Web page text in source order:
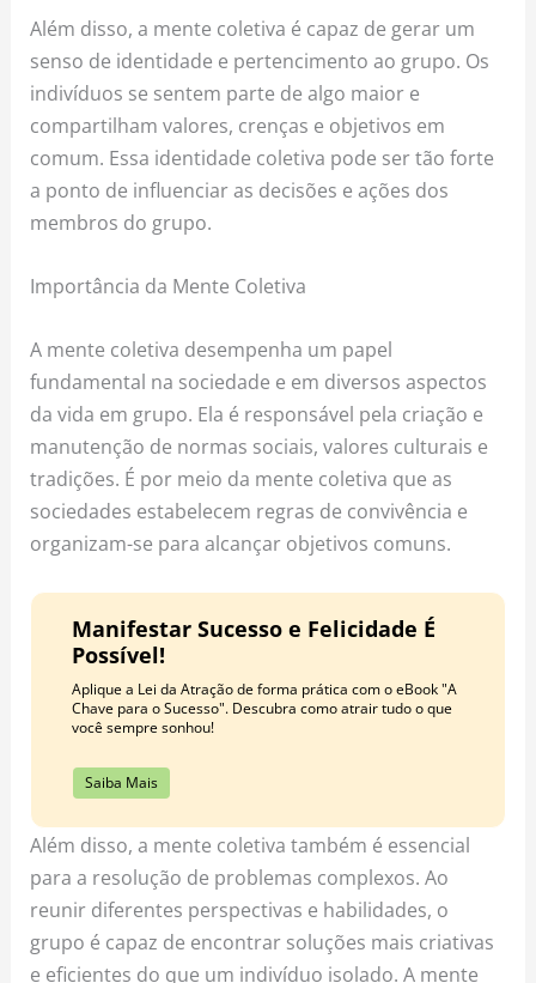
Além disso, a mente coletiva é capaz de gerar um
senso de identidade e pertencimento ao grupo. Os
indivíduos se sentem parte de algo maior e
compartilham valores, crenças e objetivos em
comum. Essa identidade coletiva pode ser tão forte
a ponto de influenciar as decisões e ações dos
membros do grupo.
Importância da Mente Coletiva
A mente coletiva desempenha um papel
fundamental na sociedade e em diversos aspectos
da vida em grupo. Ela é responsável pela criação e
manutenção de normas sociais, valores culturais e
tradições. É por meio da mente coletiva que as
sociedades estabelecem regras de convivência e
organizam-se para alcançar objetivos comuns.
Manifestar Sucesso e Felicidade É
Possível!
Aplique a Lei da Atração de forma prática com o eBook "A
Chave para o Sucesso". Descubra como atrair tudo o que
você sempre sonhou!
Saiba Mais
Além disso, a mente coletiva também é essencial
para a resolução de problemas complexos. Ao
reunir diferentes perspectivas e habilidades, o
grupo é capaz de encontrar soluções mais criativas
e eficientes do que um indivíduo isolado. A mente